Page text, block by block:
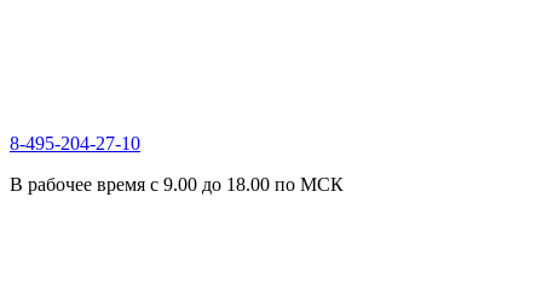
8-495-204-27-10
В рабочее время с 9.00 до 18.00 по МСК